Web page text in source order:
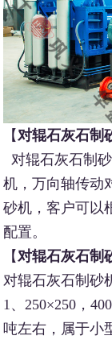
【对辊石灰石制
对辊石灰石制
机，万向轴传动
砂机，客户可以
配置。
【对辊石灰石制
对辊石灰石制砂
1、250×250，
吨左右，属于小